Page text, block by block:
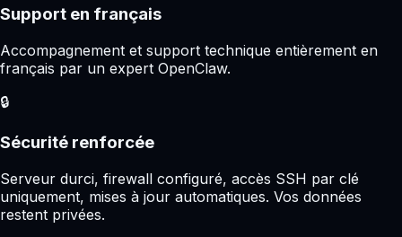
Support en français
Accompagnement et support technique entièrement en
français par un expert OpenClaw.
🔒
Sécurité renforcée
Serveur durci, firewall configuré, accès SSH par clé
uniquement, mises à jour automatiques. Vos données
restent privées.